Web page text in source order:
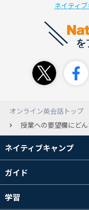
ネイティ
オンライン英会話トップ
授業への要望欄にど
ネイティブキャンプ
ガイド
学習